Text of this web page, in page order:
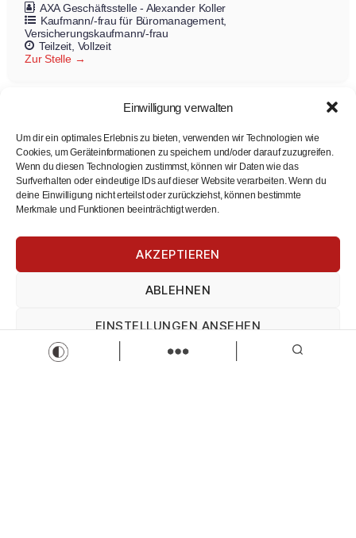
Einwilligung verwalten
Um dir ein optimales Erlebnis zu bieten, verwenden wir Technologien wie
Cookies, um Geräteinformationen zu speichern und/oder darauf zuzugreifen.
Wenn du diesen Technologien zustimmst, können wir Daten wie das
Surfverhalten oder eindeutige IDs auf dieser Website verarbeiten. Wenn du
deine Einwilligung nicht erteilst oder zurückziehst, können bestimmte
Merkmale und Funktionen beeinträchtigt werden.
AKZEPTIEREN
ABLEHNEN
EINSTELLUNGEN ANSEHEN
Impressum Impressum
AXA Geschäftsstelle - Alexander Koller
Kaufmann/-frau für Büromanagement
Versicherungskaufmann/-frau
Teilzeit Vollzeit
Zur Stelle